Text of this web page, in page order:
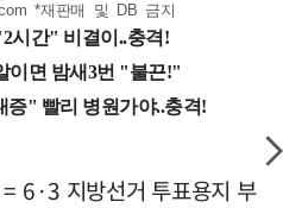
*재판매 및 DB 금지
6·3 지방선거 투표용지 부